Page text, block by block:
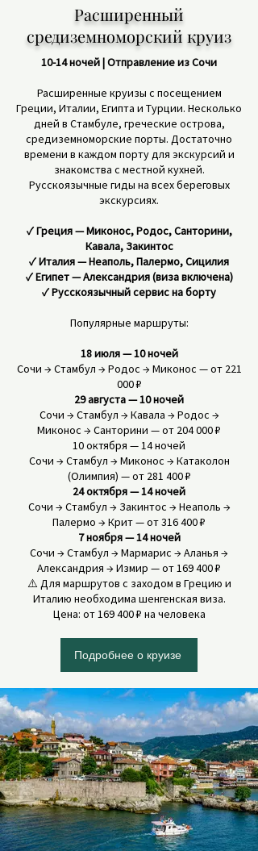
Расширенный
средиземноморский круиз
10-14 ночей | Отправление из Сочи
Расширенные круизы с посещением
Греции, Италии, Египта и Турции. Несколько
дней в Стамбуле, греческие острова,
средиземноморские порты. Достаточно
времени в каждом порту для экскурсий и
знакомства с местной кухней.
Русскоязычные гиды на всех береговых
экскурсиях.
✓ Греция — Миконос, Родос, Санторини,
Кавала, Закинтос
✓ Италия — Неаполь, Палермо, Сицилия
✓ Египет — Александрия (виза включена)
✓ Русскоязычный сервис на борту
Популярные маршруты:
18 июля — 10 ночей
Сочи → Стамбул → Родос → Миконос — от 221
000 ₽
29 августа — 10 ночей
Сочи → Стамбул → Кавала → Родос →
Миконос → Санторини — от 204 000 ₽
10 октября — 14 ночей
Сочи → Стамбул → Миконос → Катаколон
(Олимпия) — от 281 400 ₽
24 октября — 14 ночей
Сочи → Стамбул → Закинтос → Неаполь →
Палермо → Крит — от 316 400 ₽
7 ноября — 14 ночей
Сочи → Стамбул → Мармарис → Аланья →
Александрия → Измир — от 169 400 ₽
⚠️ Для маршрутов с заходом в Грецию и
Италию необходима шенгенская виза.
Цена: от 169 400 ₽ на человека
Подробнее о круизе